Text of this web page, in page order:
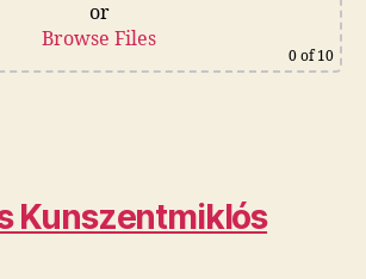
or
Browse Files
0 of 10
Kunszentmiklós